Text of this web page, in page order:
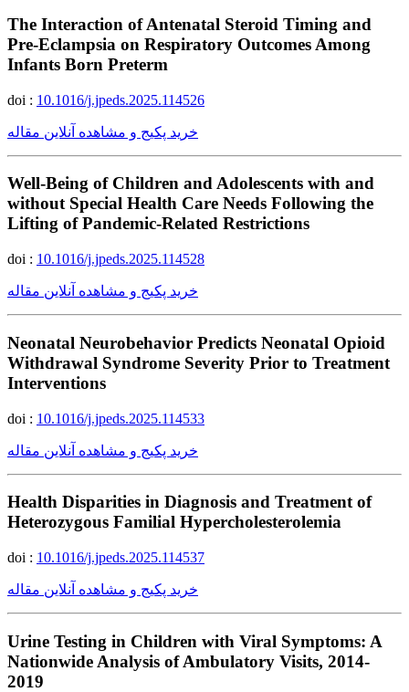
The Interaction of Antenatal Steroid Timing and
Pre-Eclampsia on Respiratory Outcomes Among
Infants Born Preterm
doi : 10.1016/j.jpeds.2025.114526
خرید پکیج و مشاهده آنلاین مقاله
Well-Being of Children and Adolescents with and
without Special Health Care Needs Following the
Lifting of Pandemic-Related Restrictions
doi : 10.1016/j.jpeds.2025.114528
خرید پکیج و مشاهده آنلاین مقاله
Neonatal Neurobehavior Predicts Neonatal Opioid
Withdrawal Syndrome Severity Prior to Treatment
Interventions
doi : 10.1016/j.jpeds.2025.114533
خرید پکیج و مشاهده آنلاین مقاله
Health Disparities in Diagnosis and Treatment of
Heterozygous Familial Hypercholesterolemia
doi : 10.1016/j.jpeds.2025.114537
خرید پکیج و مشاهده آنلاین مقاله
Urine Testing in Children with Viral Symptoms: A
Nationwide Analysis of Ambulatory Visits, 2014-
2019